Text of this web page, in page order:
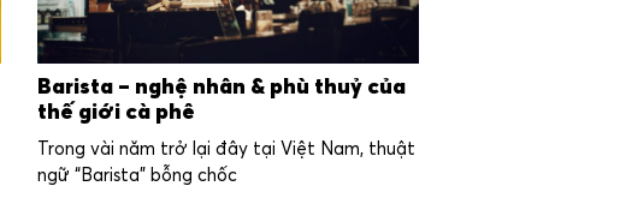
Barista – nghệ nhân & phù thuỷ của
thế giới cà phê
Trong vài năm trở lại đây tại Việt Nam, thuật
ngữ “Barista” bỗng chốc